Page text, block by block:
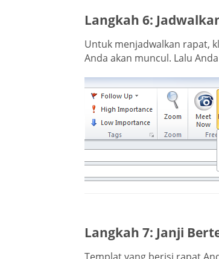
Langkah 6:
Untuk menjadwalkan rapat,
Anda akan muncul. Lalu
Langkah 7: Janji
Templat yang berisi rapat